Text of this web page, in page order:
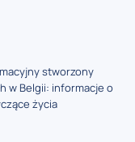
stworzony
w Belgii: informacje o
życia